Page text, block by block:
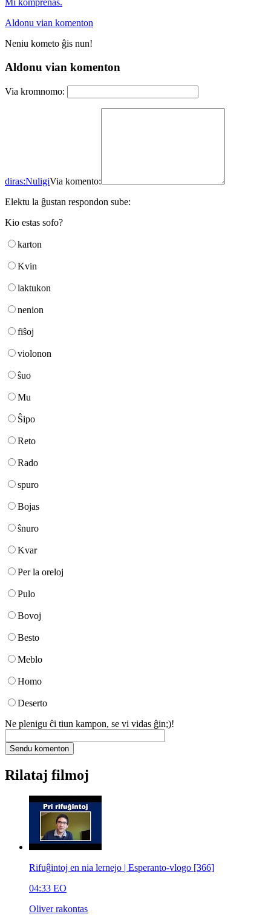
Mi komprenas.
Aldonu vian komenton
Neniu kometo ĝis nun!
Aldonu vian komenton
Via kromnomo:
diras:NuligiVia komento:
Elektu la ĝustan respondon sube:
Kio estas sofo?
karton
Kvin
laktukon
nenion
fiŝoj
violonon
ŝuo
Mu
Ŝipo
Reto
Rado
spuro
Bojas
ŝnuro
Kvar
Per la oreloj
Pulo
Bovoj
Besto
Meblo
Homo
Deserto
Ne plenigu ĉi tiun kampon, se vi vidas ĝin;)!
Rilataj filmoj
Rifuĝintoj en nia lernejo | Esperanto-vlogo [366]
04:33 EO
Oliver rakontas